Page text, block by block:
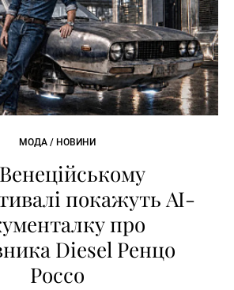
МОДА / НОВИНИ
покажуть AI-
про
Diesel Ренцо
Россо